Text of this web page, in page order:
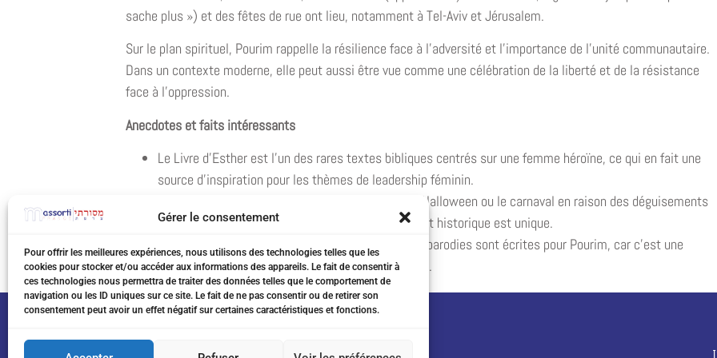
Gérer le consentement
Pour offrir les meilleures expériences, nous utilisons des technologies telles que les
cookies pour stocker et/ou accéder aux informations des appareils. Le fait de consentir à
ces technologies nous permettra de traiter des données telles que le comportement de
navigation ou les ID uniques sur ce site. Le fait de ne pas consentir ou de retirer son
consentement peut avoir un effet négatif sur certaines caractéristiques et fonctions.
sache plus ») et des fêtes de rue ont lieu, notamment à Tel-Aviv et Jérusalem.
Sur le plan spirituel, Pourim rappelle la résilience face à l’adversité et l’importance de l’unité communautaire.
Dans un contexte moderne, elle peut aussi être vue comme une célébration de la liberté et de la résistance
face à l’oppression.
Anecdotes et faits intéressants
Le Livre d’Esther est l’un des rares textes bibliques centrés sur une femme héroïne, ce qui en fait une
source d’inspiration pour les thèmes de leadership féminin.
Pourim est parfois comparée à des fêtes comme Halloween ou le carnaval en raison des déguisements
et de l’ambiance festive, mais son sens religieux et historique est unique.
Dans certaines communautés, des satires ou des parodies sont écrites pour Pourim, car c’est une
période où l’humour et la légèreté sont encouragés.